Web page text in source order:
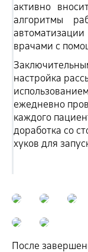
активно
алгоритмы
врачами с
настройка
ежедневно
каждого
доработка со
хуков для
После